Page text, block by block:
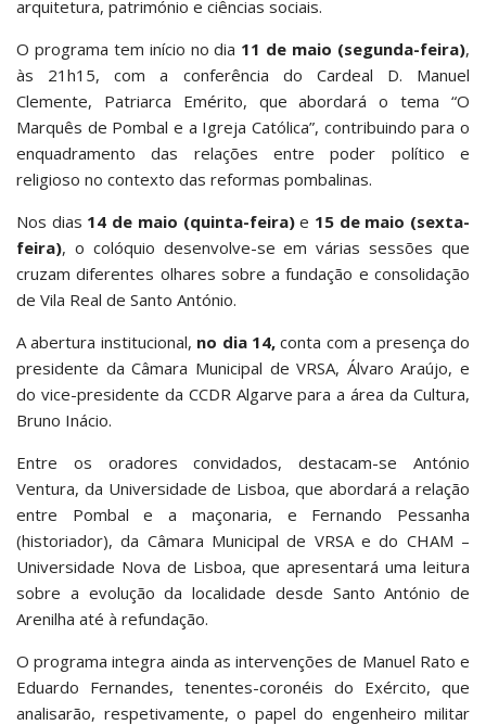
arquitetura, património e ciências sociais.
O programa tem início no dia 11 de maio (segunda-feira),
às 21h15, com a conferência do Cardeal D. Manuel
Clemente, Patriarca Emérito, que abordará o tema “O
Marquês de Pombal e a Igreja Católica”, contribuindo para o
enquadramento das relações entre poder político e
religioso no contexto das reformas pombalinas.
Nos dias 14 de maio (quinta-feira)e 15 de maio (sexta-
feira), o colóquio desenvolve-se em várias sessões que
cruzam diferentes olhares sobre a fundação e consolidação
de Vila Real de Santo António.
A abertura institucional, no dia 14, conta com a presença do
presidente da Câmara Municipal de VRSA, Álvaro Araújo, e
do vice-presidente da CCDR Algarve para a área da Cultura,
Bruno Inácio.
Entre os oradores convidados, destacam-se António
Ventura, da Universidade de Lisboa, que abordará a relação
entre Pombal e a maçonaria, e Fernando Pessanha
(historiador), da Câmara Municipal de VRSA e do CHAM –
Universidade Nova de Lisboa, que apresentará uma leitura
sobre a evolução da localidade desde Santo António de
Arenilha até à refundação.
O programa integra ainda as intervenções de Manuel Rato e
Eduardo Fernandes, tenentes-coronéis do Exército, que
analisarão, respetivamente, o papel do engenheiro militar